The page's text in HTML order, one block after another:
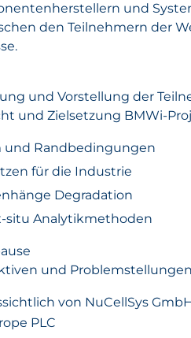
und
den Teilnehmern der
und Vorstellung der
und Zielsetzung BMWi-
und Randbedingungen
für die Industrie
Degradation
situ Analytikmethoden
und
von NuCellSys
PLC